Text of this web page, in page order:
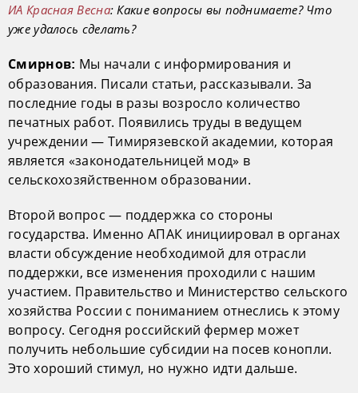
ИА Красная Весна: Какие вопросы вы поднимаете? Что
уже удалось сделать?
Смирнов: Мы начали с информирования и
образования. Писали статьи, рассказывали. За
последние годы в разы возросло количество
печатных работ. Появились труды в ведущем
учреждении — Тимирязевской академии, которая
является «законодательницей мод» в
сельскохозяйственном образовании.
Второй вопрос — поддержка со стороны
государства. Именно АПАК инициировал в органах
власти обсуждение необходимой для отрасли
поддержки, все изменения проходили с нашим
участием. Правительство и Министерство сельского
хозяйства России с пониманием отнеслись к этому
вопросу. Сегодня российский фермер может
получить небольшие субсидии на посев конопли.
Это хороший стимул, но нужно идти дальше.